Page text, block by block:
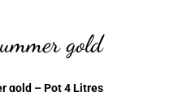
gold
gold – Pot 4 Litres